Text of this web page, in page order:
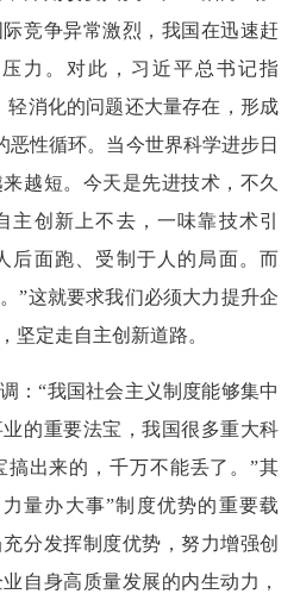
竞争异常激烈，我国在迅速赶
力。对此，习近平总书记指
轻消化的问题还大量存在，形成
性循环。当今世界科学进步日
越短。今天是先进技术，不久
主创新上不去，一味靠技术引
后面跑、受制于人的局面。而
”这就要求我们必须大力提升企
坚定走自主创新道路。
：“我国社会主义制度能够集中
的重要法宝，我国很多重大科
出来的，千万不能丢了。”其
量办大事”制度优势的重要载
分发挥制度优势，努力增强创
自身高质量发展的内生动力，